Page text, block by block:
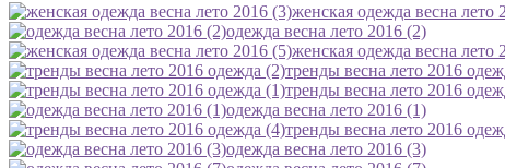
женская одежда весна лето
одежда весна лето 2016 (2)
женская одежда весна лето
тренды весна лето 2016
тренды весна лето 2016
одежда весна лето 2016 (1)
тренды весна лето 2016
одежда весна лето 2016 (3)